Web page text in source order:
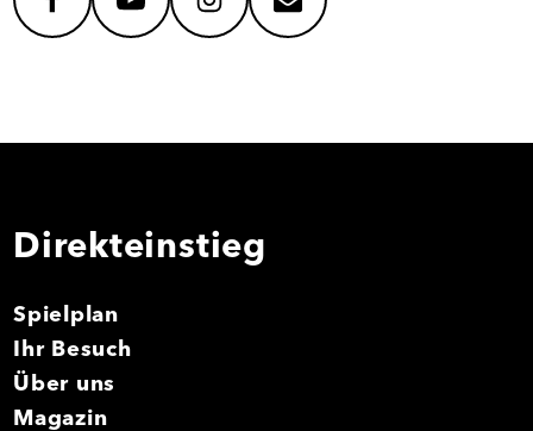
facebookyoutubeinstagrammail
Direkteinstieg
Spielplan
Ihr Besuch
Über uns
Magazin